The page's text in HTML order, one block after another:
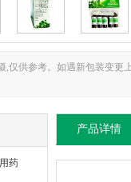
,仅供参考。如遇新包装变更
药
产品详情